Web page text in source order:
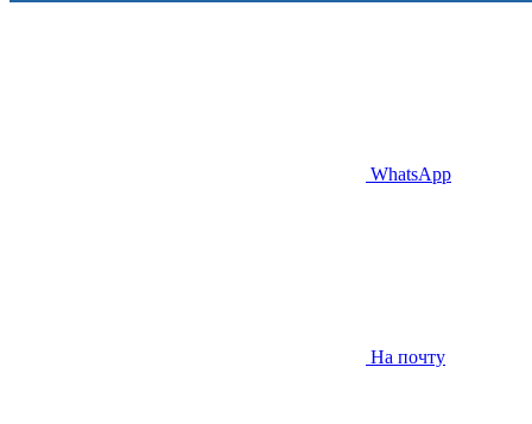
WhatsApp
На почту